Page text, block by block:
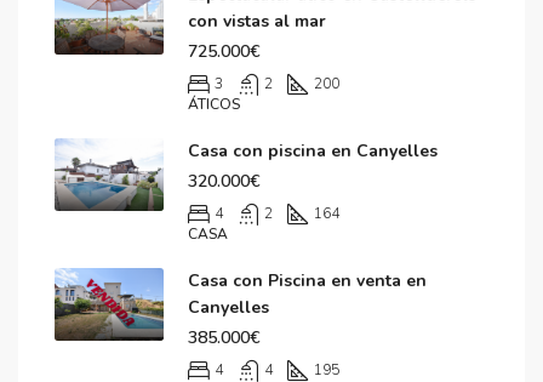
con vistas al mar
725.000€
3 2
200
ÁTICOS
Casa con piscina en Canyelles
320.000€
4 2
164
CASA
Casa con Piscina en venta en
Canyelles
385.000€
4 4
195